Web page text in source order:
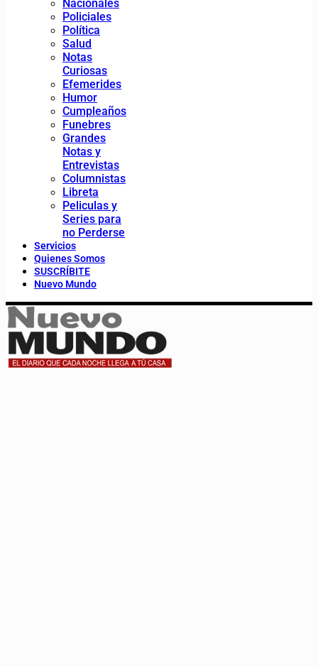
Nacionales
Policiales
Política
Salud
Notas
Curiosas
Efemerides
Humor
Cumpleaños
Funebres
Grandes
Notas y
Entrevistas
Columnistas
Libreta
Peliculas y
Series para
no Perderse
Servicios
Quienes Somos
SUSCRÍBITE
Nuevo Mundo